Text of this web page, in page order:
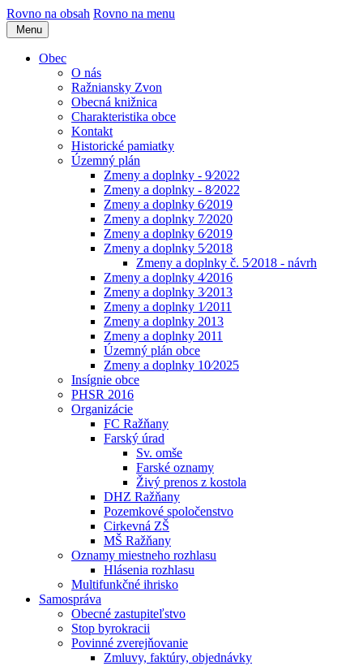
Rovno na obsah Rovno na menu
Menu
Obec
O nás
Ražniansky Zvon
Obecná knižnica
Charakteristika obce
Kontakt
Historické pamiatky
Územný plán
Zmeny a doplnky - 9⁄2022
Zmeny a doplnky - 8⁄2022
Zmeny a doplnky 6⁄2019
Zmeny a doplnky 7⁄2020
Zmeny a doplnky 6⁄2019
Zmeny a doplnky 5⁄2018
Zmeny a doplnky č. 5⁄2018 - návrh
Zmeny a doplnky 4⁄2016
Zmeny a doplnky 3⁄2013
Zmeny a doplnky 1⁄2011
Zmeny a doplnky 2013
Zmeny a doplnky 2011
Územný plán obce
Zmeny a doplnky 10⁄2025
Insígnie obce
PHSR 2016
Organizácie
FC Ražňany
Farský úrad
Sv. omše
Farské oznamy
Živý prenos z kostola
DHZ Ražňany
Pozemkové spoločenstvo
Cirkevná ZŠ
MŠ Ražňany
Oznamy miestneho rozhlasu
Hlásenia rozhlasu
Multifunkčné ihrisko
Samospráva
Obecné zastupiteľstvo
Stop byrokracii
Povinné zverejňovanie
Zmluvy, faktúry, objednávky